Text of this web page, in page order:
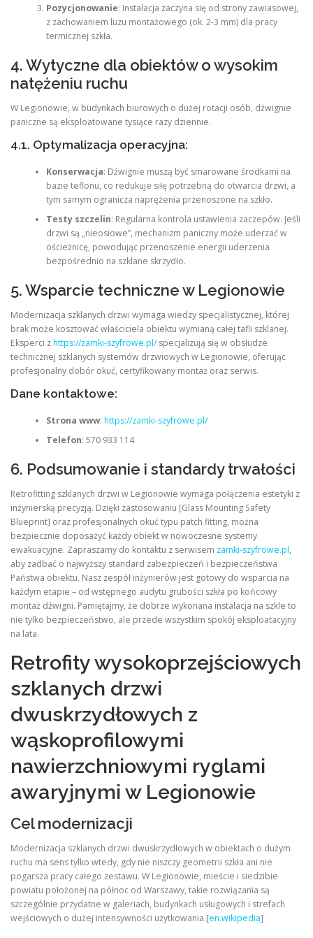
Pozycjonowanie: Instalacja zaczyna się od strony zawiasowej,
z zachowaniem luzu montażowego (ok. 2-3 mm) dla pracy
termicznej szkła.
4. Wytyczne dla obiektów o wysokim
natężeniu ruchu
W Legionowie, w budynkach biurowych o dużej rotacji osób, dźwignie
paniczne są eksploatowane tysiące razy dziennie.
4.1. Optymalizacja operacyjna:
Konserwacja: Dźwignie muszą być smarowane środkami na
bazie teflonu, co redukuje siłę potrzebną do otwarcia drzwi, a
tym samym ogranicza naprężenia przenoszone na szkło.
Testy szczelin: Regularna kontrola ustawienia zaczepów. Jeśli
drzwi są „nieosiowe”, mechanizm paniczny może uderzać w
ościeżnicę, powodując przenoszenie energii uderzenia
bezpośrednio na szklane skrzydło.
5. Wsparcie techniczne w Legionowie
Modernizacja szklanych drzwi wymaga wiedzy specjalistycznej, której
brak może kosztować właściciela obiektu wymianą całej tafli szklanej.
Eksperci zhttps://zamki-szyfrowe.pl/specjalizują się w obsłudze
technicznej szklanych systemów drzwiowych w Legionowie, oferując
profesjonalny dobór okuć, certyfikowany montaż oraz serwis.
Dane kontaktowe:
Strona www: https://zamki-szyfrowe.pl/
Telefon: 570 933 114
6. Podsumowanie i standardy trwałości
Retrofitting szklanych drzwi w Legionowie wymaga połączenia estetyki z
inżynierską precyzją. Dzięki zastosowaniu [Glass Mounting Safety
Blueprint] oraz profesjonalnych okuć typu patch fitting, można
bezpiecznie doposażyć każdy obiekt w nowoczesne systemy
ewakuacyjne. Zapraszamy do kontaktu z serwisem zamki-szyfrowe.pl,
aby zadbać o najwyższy standard zabezpieczeń i bezpieczeństwa
Państwa obiektu. Nasz zespół inżynierów jest gotowy do wsparcia na
każdym etapie – od wstępnego audytu grubości szkła po końcowy
montaż dźwigni. Pamiętajmy, że dobrze wykonana instalacja na szkle to
nie tylko bezpieczeństwo, ale przede wszystkim spokój eksploatacyjny
na lata.
Retrofity wysokoprzejściowych
szklanych drzwi
dwuskrzydłowych z
wąskoprofilowymi
nawierzchniowymi ryglami
awaryjnymi w Legionowie
Cel modernizacji
Modernizacja szklanych drzwi dwuskrzydłowych w obiektach o dużym
ruchu ma sens tylko wtedy, gdy nie niszczy geometrii szkła ani nie
pogarsza pracy całego zestawu. W Legionowie, mieście i siedzibie
powiatu położonej na północ od Warszawy, takie rozwiązania są
szczególnie przydatne w galeriach, budynkach usługowych i strefach
wejściowych o dużej intensywności użytkowania.[en.wikipedia]